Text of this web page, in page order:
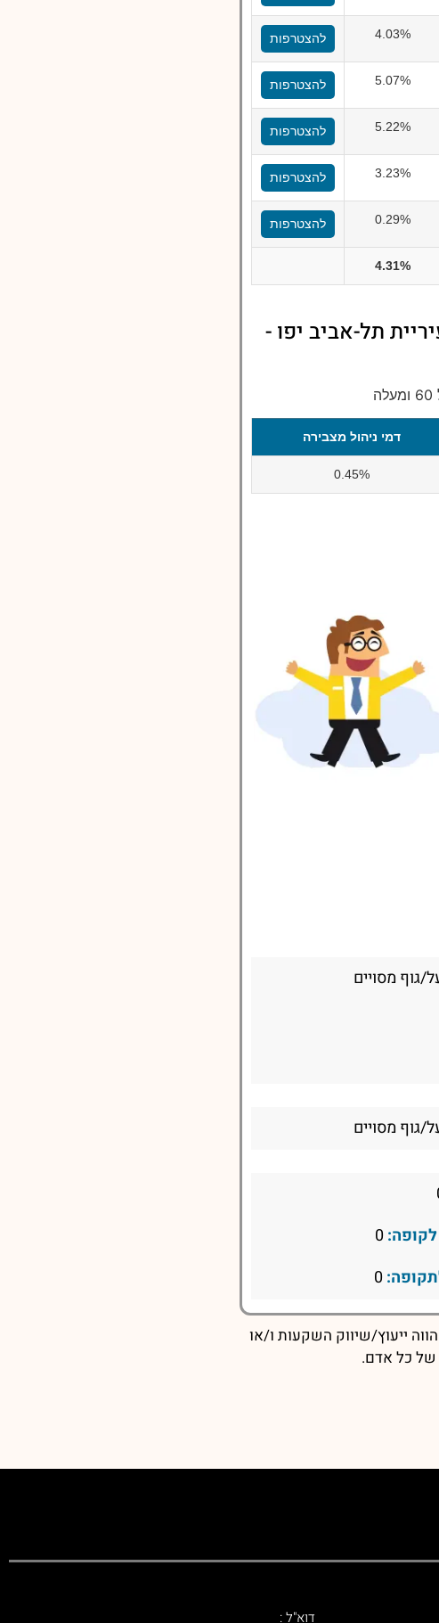
4.03% להצטרפות
5.07% להצטרפות
5.22% להצטרפות
3.23% להצטרפות
0.29% להצטרפות
4.31%
תל-אביב יפו -
דמי ניהול מצבירה
0.45%
גוף מסויים
גוף מסויים
0
0
ייעוץ/שיווק השקעות ו/או
של כל אדם.
דוא"ל :